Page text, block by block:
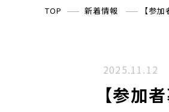
TOP 新着情報 【参
2025.11.12
【参加